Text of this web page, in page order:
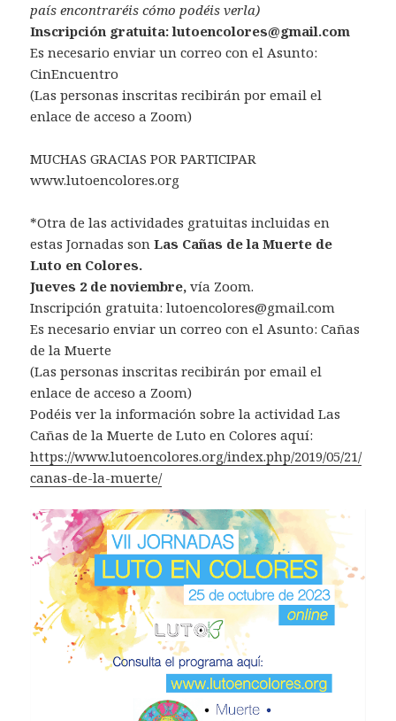
país encontraréis cómo podéis verla)
Inscripción gratuita: lutoencolores@gmail.com
Es necesario enviar un correo con el Asunto:
CinEncuentro
(Las personas inscritas recibirán por email el
enlace de acceso a Zoom)
MUCHAS GRACIAS POR PARTICIPAR
www.lutoencolores.org
*Otra de las actividades gratuitas incluidas en
estas Jornadas sonLas Cañas de la Muerte de
Luto en Colores.
Jueves 2 de noviembre, vía Zoom.
Inscripción gratuita: lutoencolores@gmail.com
Es necesario enviar un correo con el Asunto: Cañas
de la Muerte
(Las personas inscritas recibirán por email el
enlace de acceso a Zoom)
Podéis ver la información sobre la actividad Las
Cañas de la Muerte de Luto en Colores aquí:
https://www.lutoencolores.org/index.php/2019/05/21/
canas-de-la-muerte/